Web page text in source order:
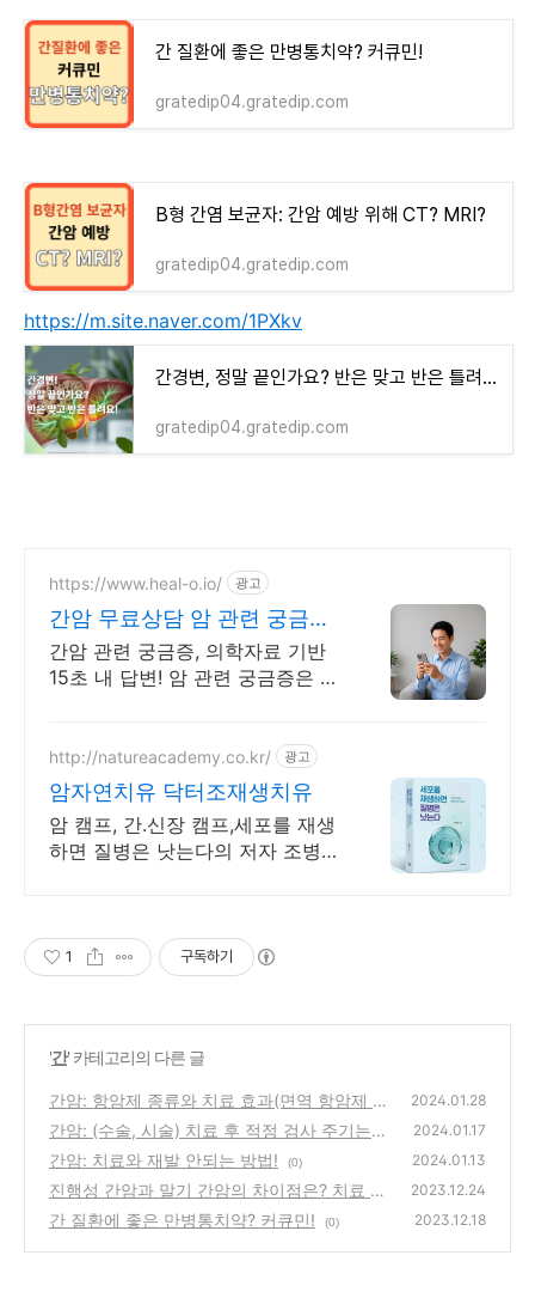
간 질환에 좋은 만병통치약? 커큐민!
gratedip04.gratedip.com
B형 간염 보균자: 간암 예방 위해 CT? MRI?
gratedip04.gratedip.com
https://m.site.naver.com/1PXkv
간경변, 정말 끝인가요? 반은 맞고 반은 틀려요!
gratedip04.gratedip.com
https://www.heal-o.io/ 광고
간암 무료상담 암 관련 궁금증
은 힐오에서
간암 관련 궁금증, 의학자료 기반
15초 내 답변! 암 관련 궁금증은 힐
http://natureacademy.co.kr/ 광고
암자연치유 닥터조재생치유
암 캠프, 간.신장 캠프,세포를 재생
하면 질병은 낫는다의 저자 조병식
1 구독하기
'간' 카테고리의 다른 글
간암: 항암제 종류와 치료 효과(면역 항암제 시
대로!)
(0)
2024.01.28
간암: (수술, 시술) 치료 후 적정 검사 주기는?
관리 방법!
(0)
2024.01.17
간암: 치료와 재발 안되는 방법! (0) 2024.01.13
진행성 간암과 말기 간암의 차이점은? 치료 방
법은?
(0)
2023.12.24
간 질환에 좋은 만병통치약? 커큐민! (0) 2023.12.18